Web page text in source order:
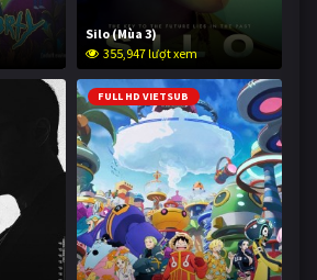
Silo (Mùa 3)
355,947 lượt xem
FULL HD VIETSUB